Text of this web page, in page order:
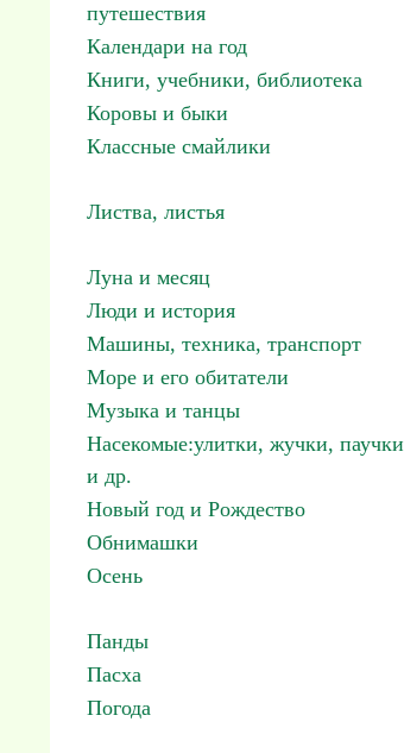
путешествия
Календари на год
Книги, учебники, библиотека
Коровы и быки
Классные смайлики
Листва, листья
Луна и месяц
Люди и история
Машины, техника, транспорт
Море и его обитатели
Музыка и танцы
Насекомые:улитки, жучки, паучки
и др.
Новый год и Рождество
Обнимашки
Осень
Панды
Пасха
Погода